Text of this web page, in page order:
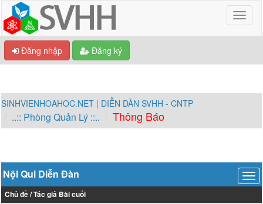
Đăng nhập Đăng ký
SINHVIENHOAHOC.NET | DIỄN DÀN SVHH - CNTP
..:: Phòng Quản Lý ::.. Thông Báo
Nội Qui Diễn Đàn
Chủ đề/Tác giả Bài cuối